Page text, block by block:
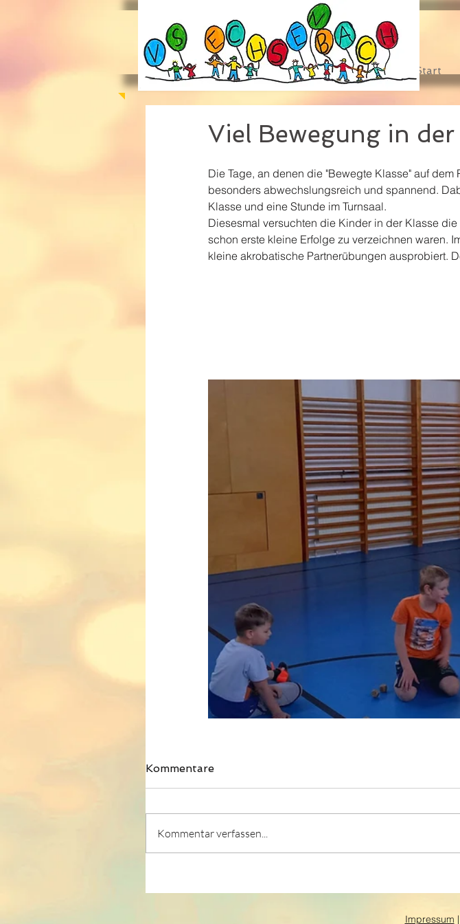
Start
Viel Bewegung in
Die Tage, an denen die "Bewegte Klasse" auf
besonders abwechslungsreich und spannend.
Klasse und eine Stunde im Turnsaal.
Diesesmal versuchten die Kinder in der Klasse
schon erste kleine Erfolge zu verzeichnen waren.
kleine akrobatische Partnerübungen ausprobiert.
Kommentare
Kommentar verfassen...
Impressum |